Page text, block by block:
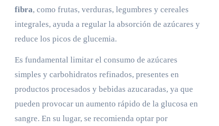
fibra, como frutas, verduras, legumbres y cereales
integrales, ayuda a regular la absorción de azúcares y
reduce los picos de glucemia.
Es fundamental limitar el consumo de azúcares
simples y carbohidratos refinados, presentes en
productos procesados y bebidas azucaradas, ya que
pueden provocar un aumento rápido de la glucosa en
sangre. En su lugar, se recomienda optar por